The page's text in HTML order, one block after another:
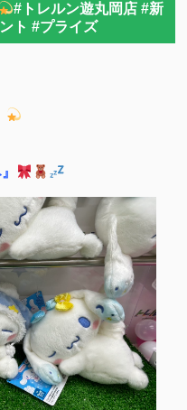
#トレルン遊丸岡店 #新
ト #プライズ